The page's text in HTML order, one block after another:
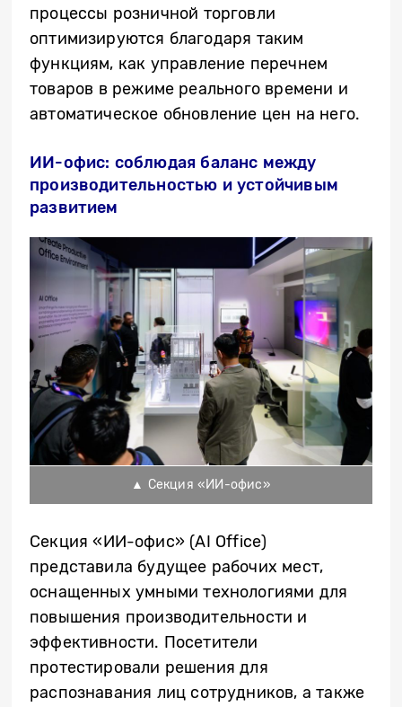
процессы розничной торговли
оптимизируются благодаря таким
функциям, как управление перечнем
товаров в режиме реального времени и
автоматическое обновление цен на него.
ИИ-офис: соблюдая баланс между
производительностью и устойчивым
развитием
▲ Секция «ИИ-офис»
Секция «ИИ-офис» (AI Office)
представила будущее рабочих мест,
оснащенных умными технологиями для
повышения производительности и
эффективности. Посетители
протестировали решения для
распознавания лиц сотрудников, а также